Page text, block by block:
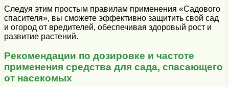
Следуя этим простым правилам применения «Садового
спасителя», вы сможете эффективно защитить свой сад
и огород от вредителей, обеспечивая здоровый рост и
развитие растений.
Рекомендации по дозировке и частоте
применения средства для сада, спасающего
от насекомых